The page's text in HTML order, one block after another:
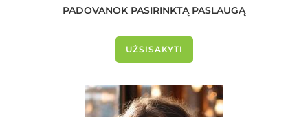
PADOVANOK PASIRINKTĄ PASLAUGĄ
UŽSISAKYTI